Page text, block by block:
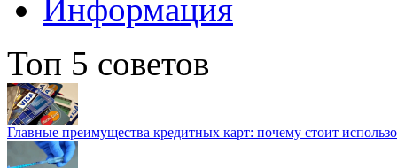
Информация
Топ 5 советов
Главные преимущества кредитных карт: почему стоит